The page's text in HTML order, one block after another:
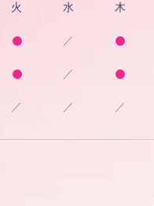
火 水 木
／
／
／ ／ ／